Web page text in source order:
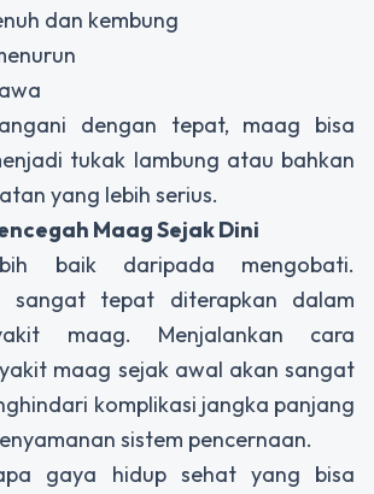
dan kembung
dengan tepat, maag bisa
tukak lambung atau bahkan
yang lebih serius.
Maag Sejak Dini
baik daripada mengobati.
sangat tepat diterapkan dalam
maag. Menjalankan cara
maag sejak awal akan sangat
komplikasi jangka panjang
sistem pencernaan.
gaya hidup sehat yang bisa